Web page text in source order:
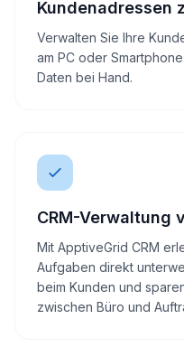
Kundenadressen
Verwalten Sie Ihre
am PC oder
Daten bei Hand.
CRM-Verwaltung
Mit ApptiveGrid CRM
Aufgaben direkt
beim Kunden und
zwischen Büro und